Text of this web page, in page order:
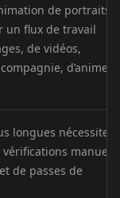
Teacher 03
Teacher 06
Lawyer 02
Lawyer 05
de portraits
un flux de travail
de vidéos,
d’anime
longues nécessitent
vérifications
de passes de